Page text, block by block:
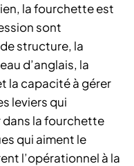
la fourchette est
sont
structure, la
d’anglais, la
la capacité à gérer
leviers qui
la fourchette
qui aiment le
l’opérationnel à la